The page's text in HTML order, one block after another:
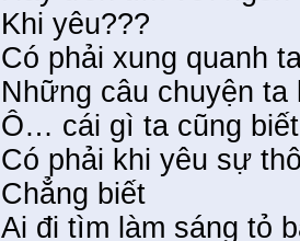
Khi yêu???
Có phải xung quanh
Những câu chuyện ta
Ô… cái gì ta cũng biết
Có phải khi yêu sự
Chẳng biết
Ai đi tìm làm sáng tỏ